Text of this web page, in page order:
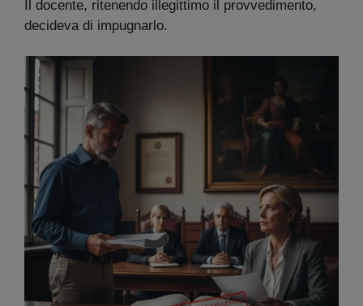
Il docente, ritenendo illegittimo il provvedimento,
decideva di impugnarlo.